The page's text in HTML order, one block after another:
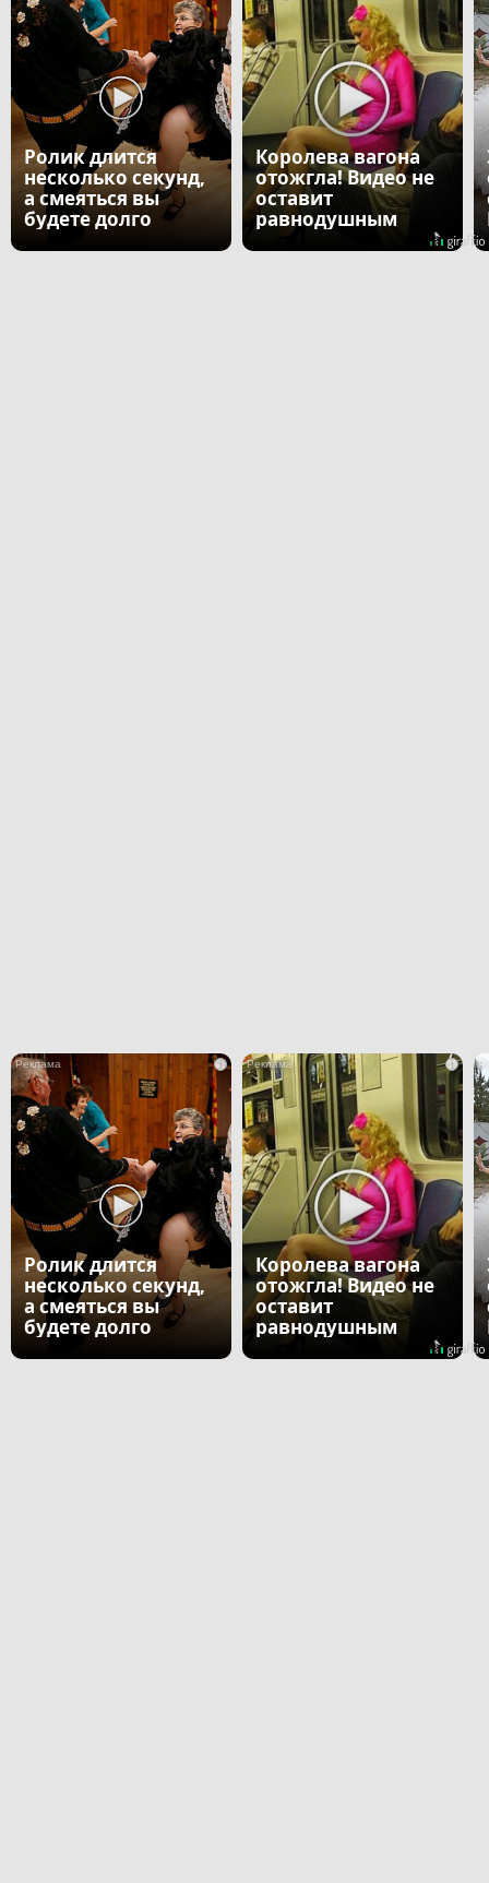
Ролик длится
несколько секунд,
а смеяться вы
будете долго
Королева вагона
отожгла! Видео не
оставит
равнодушным
i
Ролик длится
несколько секунд,
а смеяться вы
будете долго
i
Королева вагона
отожгла! Видео не
оставит
равнодушным